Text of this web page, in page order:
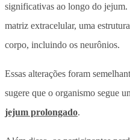
significativas ao longo do jejum.
matriz extracelular, uma
corpo, incluindo os neurônios.
Essas alterações foram
sugere que o organismo segue
jejum prolongado.